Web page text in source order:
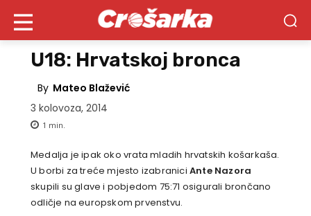
U18: Hrvatskoj bronca
By Mateo Blažević
3 kolovoza, 2014
1 min.
Medalja je ipak oko vrata mladih hrvatskih košarkaša.
U borbi za treće mjesto izabranici Ante Nazora
skupili su glave i pobjedom 75:71 osigurali brončano
odličje na europskom prvenstvu.